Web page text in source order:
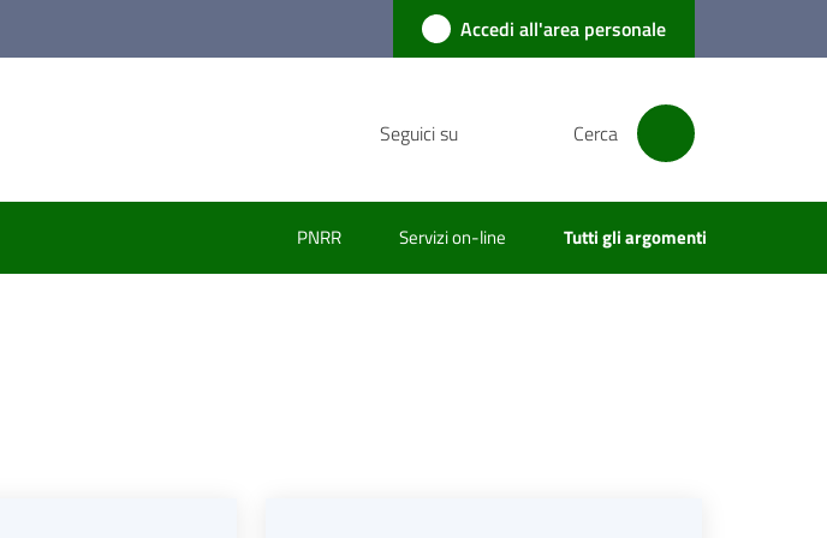
Accedi all'area personale
Seguici su Cerca
PNRR Servizi on-line Tutti gli argomenti